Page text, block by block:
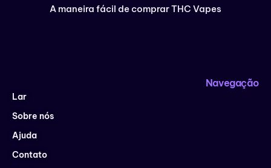
A maneira fácil de comprar THC Vapes
Navegação
Lar
Sobre nós
Ajuda
Contato